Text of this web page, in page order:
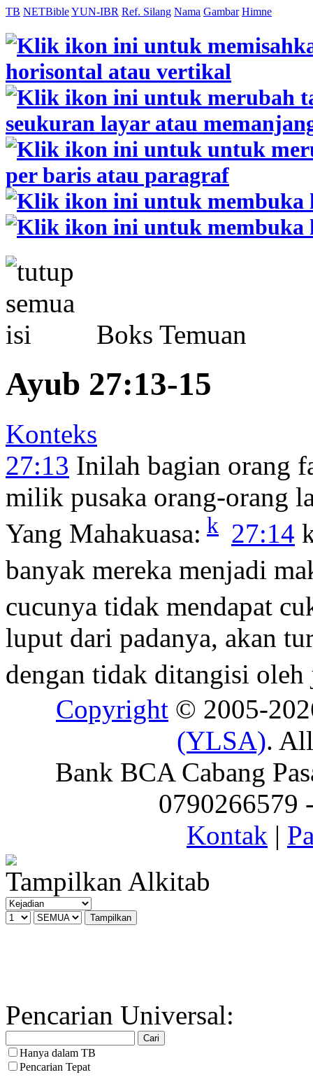
TB NETBibleYUN-IBR Ref. Silang Nama Gambar Himne
Boks Temuan
Ayub 27:13-15
Konteks
27:13 Inilah bagian orang
milik pusaka orang-orang
Yang Mahakuasa: k 27:14
banyak mereka menjadi
cucunya tidak mendapat
luput dari padanya, akan
dengan tidak ditangisi oleh
Copyright © 2005-
(YLSA).
Bank BCA Cabang
0790266579
Kontak |
Tampilkan Alkitab
Pencarian Universal:
Hanya dalam TB
Pencarian Tepat